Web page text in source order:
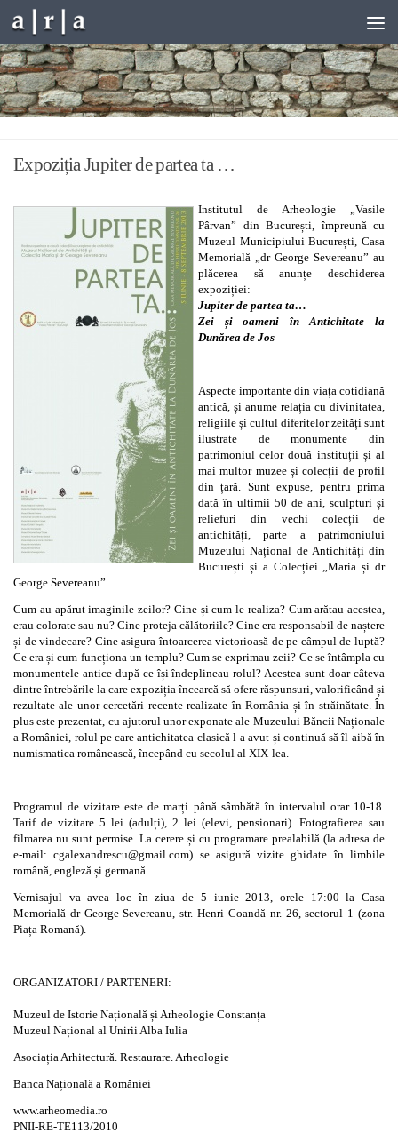
Skip to content
Expoziția Jupiter de partea ta …
Institutul de Arheologie „Vasile
Pârvan” din București, împreună cu
Muzeul Municipiului București, Casa
Memorială „dr George Severeanu” au
plăcerea să anunțe deschiderea
expoziției:
Jupiter de partea ta…
Zei și oameni în Antichitate la
Dunărea de Jos
Aspecte importante din viața cotidiană
antică, și anume relația cu divinitatea,
religiile și cultul diferitelor zeități sunt
ilustrate de monumente din
patrimoniul celor două instituții și al
mai multor muzee și colecții de profil
din țară. Sunt expuse, pentru prima
dată în ultimii 50 de ani, sculpturi și
reliefuri din vechi colecții de
antichități, parte a patrimoniului
Muzeului Național de Antichități din
București și a Colecției „Maria și dr
George Severeanu”.
Cum au apărut imaginile zeilor? Cine și cum le realiza? Cum arătau acestea,
erau colorate sau nu? Cine proteja călătoriile? Cine era responsabil de naștere
și de vindecare? Cine asigura întoarcerea victorioasă de pe câmpul de luptă?
Ce era și cum funcționa un templu? Cum se exprimau zeii? Ce se întâmpla cu
monumentele antice după ce își îndeplineau rolul? Acestea sunt doar câteva
dintre întrebările la care expoziția încearcă să ofere răspunsuri, valorificând și
rezultate ale unor cercetări recente realizate în România și în străinătate. În
plus este prezentat, cu ajutorul unor exponate ale Muzeului Băncii Naționale
a României, rolul pe care antichitatea clasică l-a avut și continuă să îl aibă în
numismatica românească, începând cu secolul al XIX-lea.
Programul de vizitare este de marți până sâmbătă în intervalul orar 10-18.
Tarif de vizitare 5 lei (adulți), 2 lei (elevi, pensionari). Fotografierea sau
filmarea nu sunt permise. La cerere și cu programare prealabilă (la adresa de
e-mail: cgalexandrescu@gmail.com) se asigură vizite ghidate în limbile
română, engleză și germană.
Vernisajul va avea loc în ziua de 5 iunie 2013, orele 17:00 la Casa
Memorială dr George Severeanu, str. Henri Coandă nr. 26, sectorul 1 (zona
Piața Romană).
ORGANIZATORI / PARTENERI:
Muzeul de Istorie Națională și Arheologie Constanța
Muzeul Național al Unirii Alba Iulia
Asociația Arhitectură. Restaurare. Arheologie
Banca Națională a României
www.arheomedia.ro
PNII-RE-TE113/2010